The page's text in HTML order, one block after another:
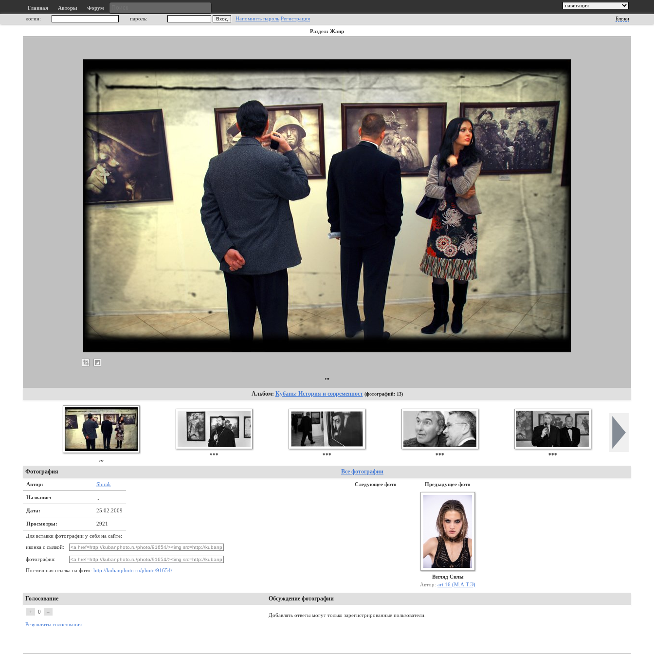
Главная Авторы
Форум
логин:
пароль: Напомнить пароль Регистрация Блоки
Раздел: Жанр
,,,
Альбом: Кубань: История и современност (фотографий: 13)
,,,
*** *** *** ***
Фотография Все фотографии
Автор: Shirak
Название:
Дата: 25.02.2009
Просмотры: 2921
Для вставки фотографии у себя на сайте:
иконка с сылкой:
фотография:
Постоянная ссылка на фото: http://kubanphoto.ru/photo/91654/
Следующее фото Предыдущее фото
Взгляд Силы
Автор: art 16 (М.А.Т.Э)
Голосование Обсуждение фотографии
+ 0 –
Результаты голосования
Добавлять ответы могут только зарегистрированные пользователи.